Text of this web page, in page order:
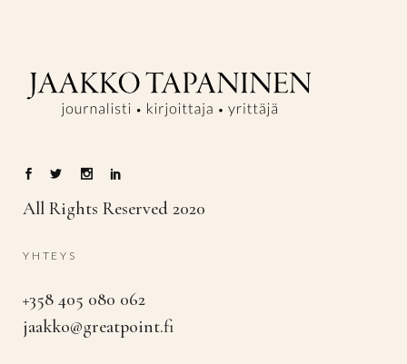
All Rights Reserved 2020
YHTEYS
+358 405 080 062
jaakko@greatpoint.fi